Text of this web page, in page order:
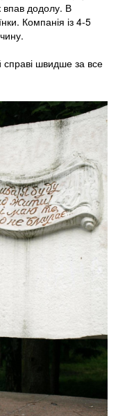
впав додолу. В
Компанія із 4-5
справі швидше за все